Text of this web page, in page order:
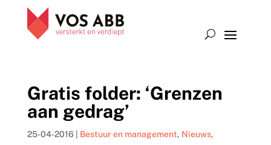
Gratis folder: ‘Grenzen
aan gedrag’
25-04-2016| Bestuur en management, Nieuws,